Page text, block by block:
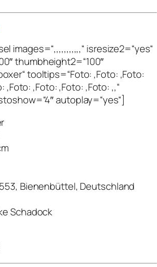
images=“,,,,,,,,,,,“ isresize2=“yes“
thumbheight2=“100″
tooltips=“Foto: ,Foto: ,Foto:
,Foto: ,Foto: ,Foto: ,Foto: ,,“
autoplay=“yes“]
Bienenbüttel, Deutschland
Schadock